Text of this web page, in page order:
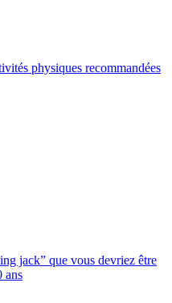
physiques recommandées
jack” que vous devriez être
ans